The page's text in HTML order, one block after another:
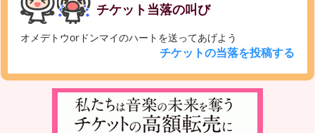
チケット当落の叫び
オメデトウorドンマイのハートを送ってあげよう
チケットの当落を投稿する